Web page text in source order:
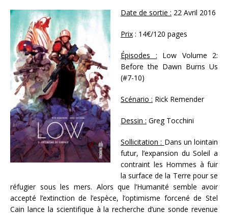
Date de sortie : 22 Avril 2016
Prix : 14€/120 pages
Épisodes :
Low Volume 2:
Before the Dawn Burns Us
(#7-10)
Scénario : Rick Remender
Dessin : Greg Tocchini
Sollicitation : Dans un lointain
futur, l’expansion du Soleil a
contraint les Hommes à fuir
la surface de la Terre pour se
réfugier sous les mers. Alors que l’Humanité semble avoir
accepté l’extinction de l’espèce, l’optimisme forcené de Stel
Cain lance la scientifique à la recherche d’une sonde revenue